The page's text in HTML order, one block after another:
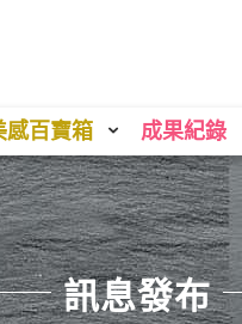
感百寶箱 成果紀錄
訊息發布